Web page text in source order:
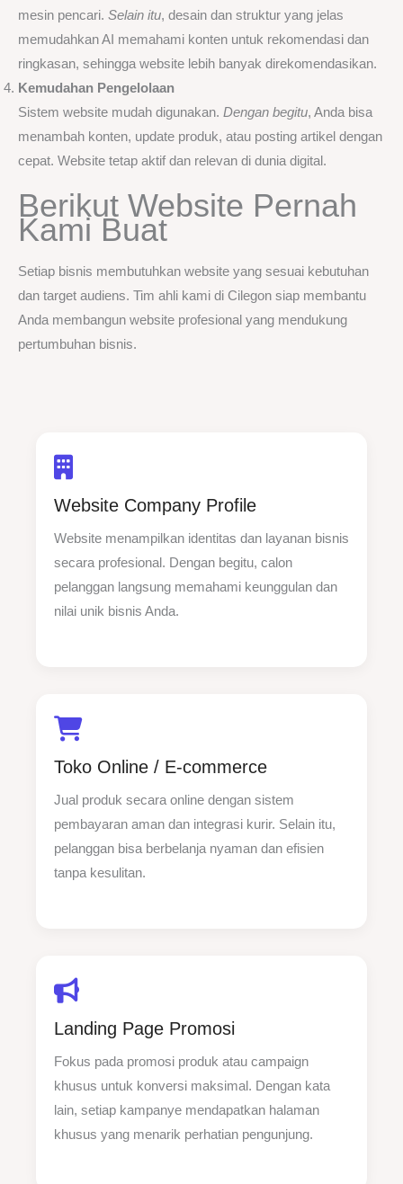
mesin pencari. Selain itu, desain dan struktur yang jelas
memudahkan AI memahami konten untuk rekomendasi dan
ringkasan, sehingga website lebih banyak direkomendasikan.
Kemudahan Pengelolaan
Sistem website mudah digunakan. Dengan begitu, Anda bisa
menambah konten, update produk, atau posting artikel dengan
cepat. Website tetap aktif dan relevan di dunia digital.
Berikut Website Pernah
Kami Buat
Setiap bisnis membutuhkan website yang sesuai kebutuhan
dan target audiens. Tim ahli kami di Cilegon siap membantu
Anda membangun website profesional yang mendukung
pertumbuhan bisnis.
Website Company Profile
Website menampilkan identitas dan layanan bisnis
secara profesional. Dengan begitu, calon
pelanggan langsung memahami keunggulan dan
nilai unik bisnis Anda.
Toko Online / E-commerce
Jual produk secara online dengan sistem
pembayaran aman dan integrasi kurir. Selain itu,
pelanggan bisa berbelanja nyaman dan efisien
tanpa kesulitan.
Landing Page Promosi
Fokus pada promosi produk atau campaign
khusus untuk konversi maksimal. Dengan kata
lain, setiap kampanye mendapatkan halaman
khusus yang menarik perhatian pengunjung.